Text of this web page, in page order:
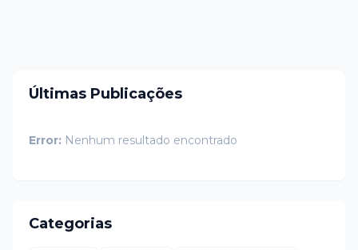
Últimas Publicações
Error: Nenhum resultado encontrado
Categorias